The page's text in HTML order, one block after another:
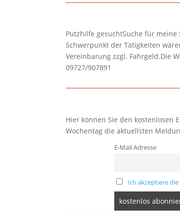
Putzhilfe gesuchtSuche für meine
Schwerpunkt der Tätigkeiten
Vereinbarung zzgl. Fahrgeld.Die
09727/907891
Hier können Sie den kostenlosen
Wochentag die aktuellsten
E-Mail Adresse
Ich akzeptiere